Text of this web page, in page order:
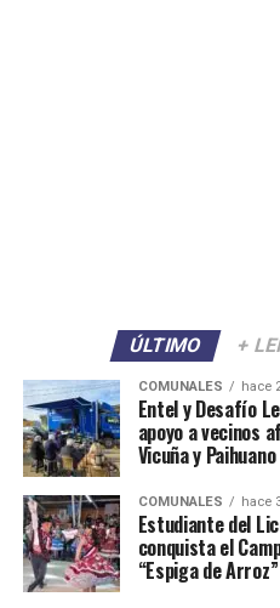
ÚLTIMO +
COMUNALES hace
Entel y Desafío
apoyo a vecinos
Vicuña y Paihuano
COMUNALES hace
Estudiante del
conquista el
“Espiga de